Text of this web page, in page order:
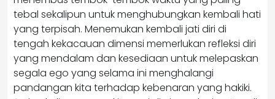
tebal sekalipun untuk menghubungkan kembali hati
yang terpisah. Menemukan kembali jati diri di
tengah kekacauan dimensi memerlukan refleksi diri
yang mendalam dan kesediaan untuk melepaskan
segala ego yang selama ini menghalangi
pandangan kita terhadap kebenaran yang hakiki.